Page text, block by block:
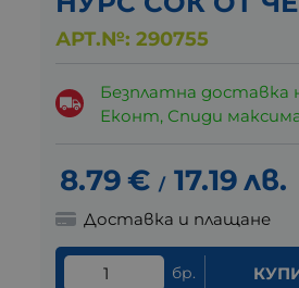
АРТ.№: 290755
Безплатна доставка
Еконт, Спиди
8.79€ / 17.19лв.
Доставка и плащане
бр.